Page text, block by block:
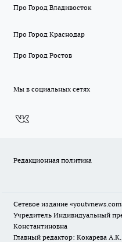
Про Город Владивосток
Про Город Краснодар
Про Город Ростов
Мы в социальных сетях
Редакционная политика
Сетевое издание
Учредитель Индивидуальный
Константиновна
Главный редактор: Кокарева А.К.